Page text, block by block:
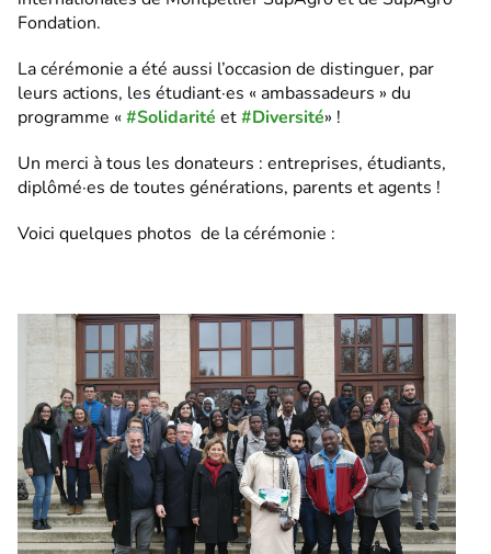
Fondation.
La cérémonie a été aussi l’occasion de distinguer, par
leurs actions, les étudiant·es « ambassadeurs » du
programme « #Solidarité et#Diversité» !
Un merci à tous les donateurs : entreprises, étudiants,
diplômé·es de toutes générations, parents et agents !
Voici quelques photos de la cérémonie :